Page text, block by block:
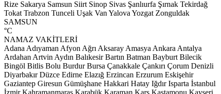
Rize Sakarya Samsun Siirt Sinop Sivas Şanlıurfa Şırnak Tekirdağ
Tokat Trabzon Tunceli Uşak Van Yalova Yozgat Zonguldak
SAMSUN
°C
NAMAZ VAKİTLERİ
Adana Adıyaman Afyon Ağrı Aksaray Amasya Ankara Antalya
Ardahan Artvin Aydın Balıkesir Bartın Batman Bayburt Bilecik
Bingöl Bitlis Bolu Burdur Bursa Çanakkale Çankırı Çorum Denizli
Diyarbakır Düzce Edirne Elazığ Erzincan Erzurum Eskişehir
Gaziantep Giresun Gümüşhane Hakkari Hatay Iğdır Isparta İstanbul
İzmir Kahramanmaraş Karabük Karaman Kars Kastamonu Kayseri